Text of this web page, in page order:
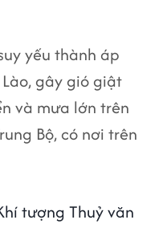
yếu thành áp
gây gió giật
và mưa lớn trên
Bộ, có nơi trên
tượng Thuỷ văn